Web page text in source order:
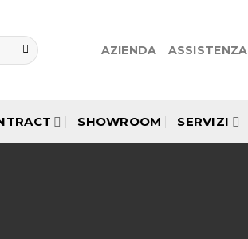
AZIENDA ASSISTENZA
SHOWROOM SERVIZI